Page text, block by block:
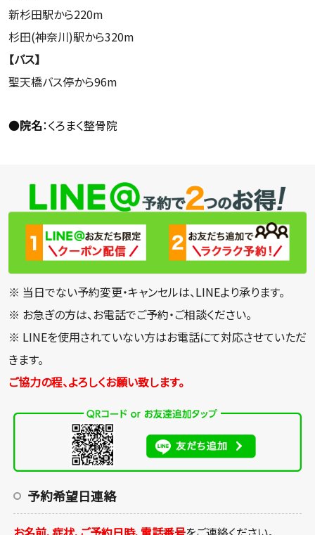
新杉田駅から220m
杉田(神奈川)駅から320m
【バス】
聖天橋バス停から96m
●院名：くろまく整骨院
※ 当日でない予約変更・キャンセルは、LINEより承ります。
※ お急ぎの方は、お電話でご予約・ご相談ください。
※ LINEを使用されていない方はお電話にて対応させていただ
きます。
ご協力の程、よろしくお願い致します。
予約希望日連絡